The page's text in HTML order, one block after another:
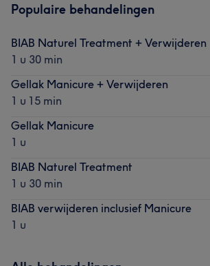
Populaire behandelingen
BIAB Naturel Treatment + Verwijderen
1 u 30 min
Gellak Manicure + Verwijderen
1 u 15 min
Gellak Manicure
1 u
BIAB Naturel Treatment
1 u 30 min
BIAB verwijderen inclusief Manicure
1 u